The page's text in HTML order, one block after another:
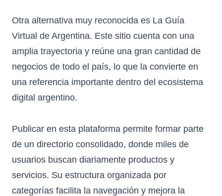
Otra alternativa muy reconocida es La Guía
Virtual de Argentina. Este sitio cuenta con una
amplia trayectoria y reúne una gran cantidad de
negocios de todo el país, lo que la convierte en
una referencia importante dentro del ecosistema
digital argentino.
Publicar en esta plataforma permite formar parte
de un directorio consolidado, donde miles de
usuarios buscan diariamente productos y
servicios. Su estructura organizada por
categorías facilita la navegación y mejora la